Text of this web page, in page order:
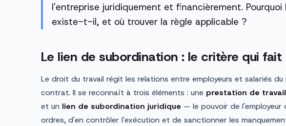
l'entreprise juridiquement et financièrement.
existe-t-il, et où trouver la règle applicable ?
Le lien de subordination : le critère qui fait
Le droit du travail régit les relations entre employeurs et salariés du
contrat. Il se reconnaît à trois éléments : une prestation de travail
et un lien de subordination juridique — le pouvoir de l'employeur
ordres, d'en contrôler l'exécution et de sanctionner les